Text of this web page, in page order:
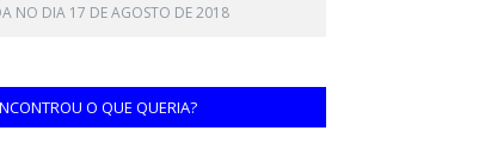
NO DIA 17 DE AGOSTO DE 2018
O QUE QUERIA?